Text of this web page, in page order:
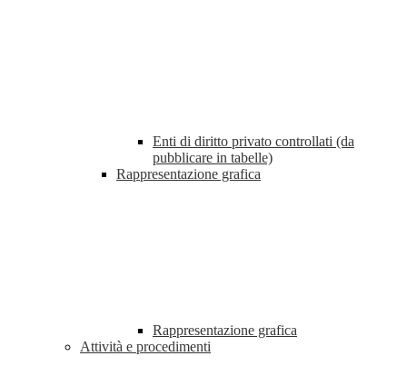
Enti di diritto privato controllati (da
pubblicare in tabelle)
Rappresentazione grafica
Rappresentazione grafica
Attività e procedimenti